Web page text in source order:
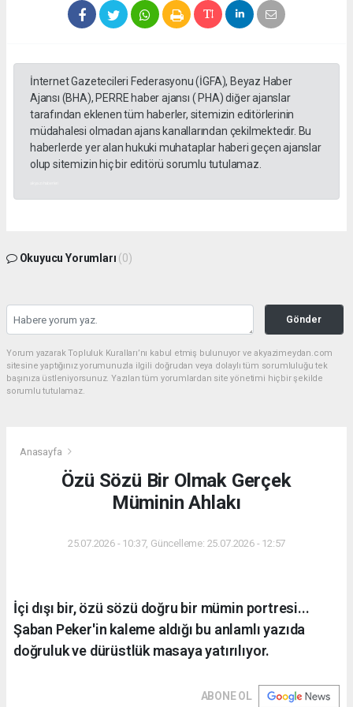
İnternet Gazetecileri Federasyonu (İGFA), Beyaz Haber
Ajansı (BHA), PERRE haber ajansı ( PHA) diğer ajanslar
tarafından eklenen tüm haberler, sitemizin editörlerinin
müdahalesi olmadan ajans kanallarından çekilmektedir. Bu
haberlerde yer alan hukuki muhataplar haberi geçen ajanslar
olup sitemizin hiç bir editörü sorumlu tutulamaz.
Okuyucu Yorumları (0)
Gönder
Yorum yazarak Topluluk Kuralları’nı kabul etmiş bulunuyor ve akyazimeydan.com
sitesine yaptığınız yorumunuzla ilgili doğrudan veya dolaylı tüm sorumluluğu tek
başınıza üstleniyorsunuz. Yazılan tüm yorumlardan site yönetimi hiçbir şekilde
sorumlu tutulamaz.
Anasayfa
Özü Sözü Bir Olmak Gerçek
Müminin Ahlakı
25.07.2026 - 10:37, Güncelleme: 25.07.2026 - 12:57
İçi dışı bir, özü sözü doğru bir mümin portresi...
Şaban Peker'in kaleme aldığı bu anlamlı yazıda
doğruluk ve dürüstlük masaya yatırılıyor.
ABONE OL